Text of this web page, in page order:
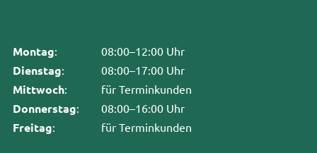
Montag: 08:00–12:00 Uhr
Dienstag: 08:00–17:00 Uhr
Mittwoch: für Terminkunden
Donnerstag: 08:00–16:00 Uhr
Freitag: für Terminkunden